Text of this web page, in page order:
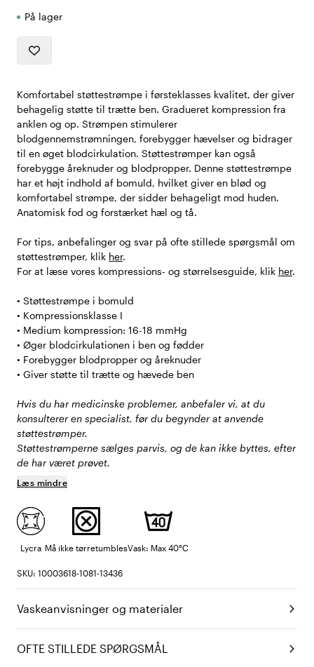
På lager
Komfortabel støttestrømpe i førsteklasses kvalitet, der giver
behagelig støtte til trætte ben. Gradueret kompression fra
anklen og op. Strømpen stimulerer
blodgennemstrømningen, forebygger hævelser og bidrager
til en øget blodcirkulation. Støttestrømper kan også
forebygge åreknuder og blodpropper. Denne støttestrømpe
har et højt indhold af bomuld, hvilket giver en blød og
komfortabel strømpe, der sidder behageligt mod huden.
Anatomisk fod og forstærket hæl og tå.
For tips, anbefalinger og svar på ofte stillede spørgsmål om
støttestrømper, klik her.
For at læse vores kompressions- og størrelsesguide, klik her.
• Støttestrømpe i bomuld
• Kompressionsklasse I
• Medium kompression: 16-18 mmHg
• Øger blodcirkulationen i ben og fødder
• Forebygger blodpropper og åreknuder
• Giver støtte til trætte og hævede ben
Hvis du har medicinske problemer, anbefaler vi, at du
konsulterer en specialist, før du begynder at anvende
støttestrømper.
Støttestrømperne sælges parvis, og de kan ikke byttes, efter
de har været prøvet.
Læs mindre
Lycra Må ikke tørretumblesVask: Max 40°C
SKU: 10003618-1081-13436
Vaskeanvisninger og materialer
OFTE STILLEDE SPØRGSMÅL